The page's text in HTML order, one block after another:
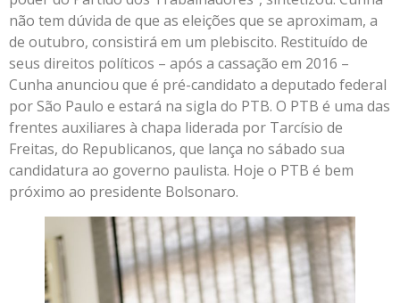
não tem dúvida de que as eleições que se aproximam, a
de outubro, consistirá em um plebiscito. Restituído de
seus direitos políticos – após a cassação em 2016 –
Cunha anunciou que é pré-candidato a deputado federal
por São Paulo e estará na sigla do PTB. O PTB é uma das
frentes auxiliares à chapa liderada por Tarcísio de
Freitas, do Republicanos, que lança no sábado sua
candidatura ao governo paulista. Hoje o PTB é bem
próximo ao presidente Bolsonaro.